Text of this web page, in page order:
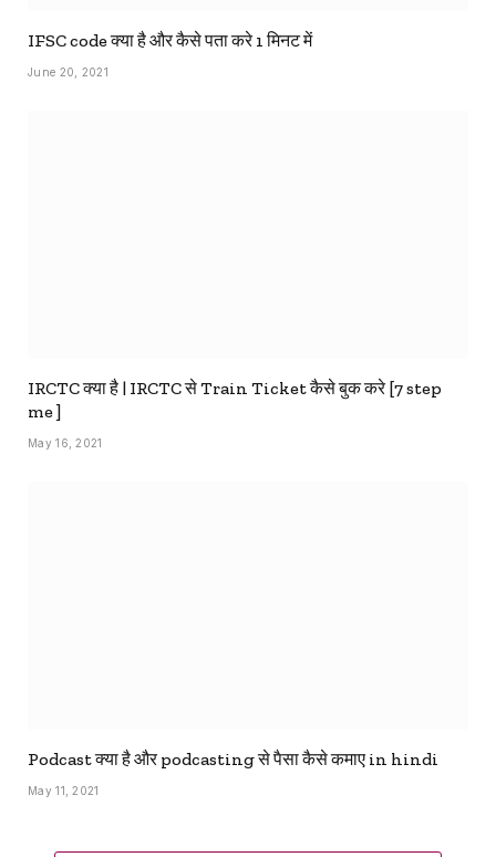
IFSC code क्या है और कैसे पता करे 1 मिनट में
June 20, 2021
IRCTC क्या है | IRCTC से Train Ticket कैसे बुक करे [7 step
me ]
May 16, 2021
Podcast क्या है और podcasting से पैसा कैसे कमाए in hindi
May 11, 2021